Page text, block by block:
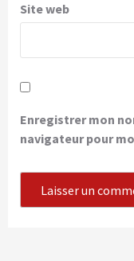
Site web
Enregistrer mon
navigateur pour